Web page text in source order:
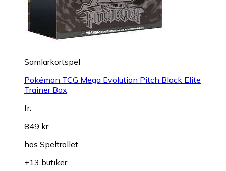
Samlarkortspel
Pokémon TCG Mega Evolution Pitch Black Elite
Trainer Box
fr.
849 kr
hos Speltrollet
+13 butiker